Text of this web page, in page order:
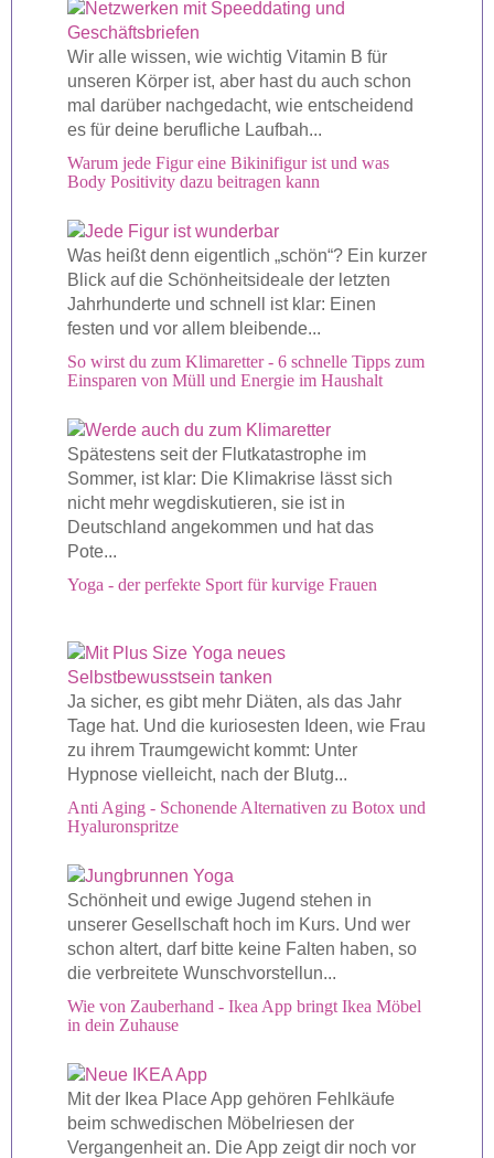
Wir alle wissen, wie wichtig Vitamin B für
unseren Körper ist, aber hast du auch schon
mal darüber nachgedacht, wie entscheidend
es für deine berufliche Laufbah...
Warum jede Figur eine Bikinifigur ist und was
Body Positivity dazu beitragen kann
Was heißt denn eigentlich „schön“? Ein kurzer
Blick auf die Schönheitsideale der letzten
Jahrhunderte und schnell ist klar: Einen
festen und vor allem bleibende...
So wirst du zum Klimaretter - 6 schnelle Tipps zum
Einsparen von Müll und Energie im Haushalt
Spätestens seit der Flutkatastrophe im
Sommer, ist klar: Die Klimakrise lässt sich
nicht mehr wegdiskutieren, sie ist in
Deutschland angekommen und hat das
Pote...
Yoga - der perfekte Sport für kurvige Frauen
Ja sicher, es gibt mehr Diäten, als das Jahr
Tage hat. Und die kuriosesten Ideen, wie Frau
zu ihrem Traumgewicht kommt: Unter
Hypnose vielleicht, nach der Blutg...
Anti Aging - Schonende Alternativen zu Botox und
Hyaluronspritze
Schönheit und ewige Jugend stehen in
unserer Gesellschaft hoch im Kurs. Und wer
schon altert, darf bitte keine Falten haben, so
die verbreitete Wunschvorstellun...
Wie von Zauberhand - Ikea App bringt Ikea Möbel
in dein Zuhause
Mit der Ikea Place App gehören Fehlkäufe
beim schwedischen Möbelriesen der
Vergangenheit an. Die App zeigt dir noch vor